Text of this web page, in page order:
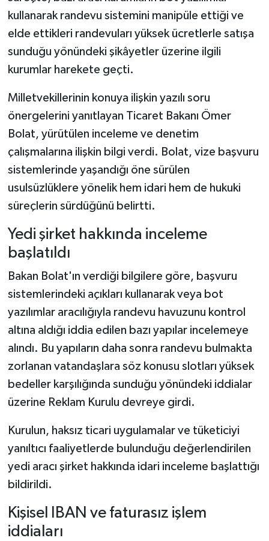
kullanarak randevu sistemini manipüle ettiği ve
elde ettikleri randevuları yüksek ücretlerle satışa
sunduğu yönündeki şikâyetler üzerine ilgili
kurumlar harekete geçti.
Milletvekillerinin konuya ilişkin yazılı soru
önergelerini yanıtlayan Ticaret Bakanı Ömer
Bolat, yürütülen inceleme ve denetim
çalışmalarına ilişkin bilgi verdi. Bolat, vize başvuru
sistemlerinde yaşandığı öne sürülen
usulsüzlüklere yönelik hem idari hem de hukuki
süreçlerin sürdüğünü belirtti.
Yedi şirket hakkında inceleme
başlatıldı
Bakan Bolat'ın verdiği bilgilere göre, başvuru
sistemlerindeki açıkları kullanarak veya bot
yazılımlar aracılığıyla randevu havuzunu kontrol
altına aldığı iddia edilen bazı yapılar incelemeye
alındı. Bu yapıların daha sonra randevu bulmakta
zorlanan vatandaşlara söz konusu slotları yüksek
bedeller karşılığında sunduğu yönündeki iddialar
üzerine Reklam Kurulu devreye girdi.
Kurulun, haksız ticari uygulamalar ve tüketiciyi
yanıltıcı faaliyetlerde bulunduğu değerlendirilen
yedi aracı şirket hakkında idari inceleme başlattığı
bildirildi.
Kişisel IBAN ve faturasız işlem
iddiaları